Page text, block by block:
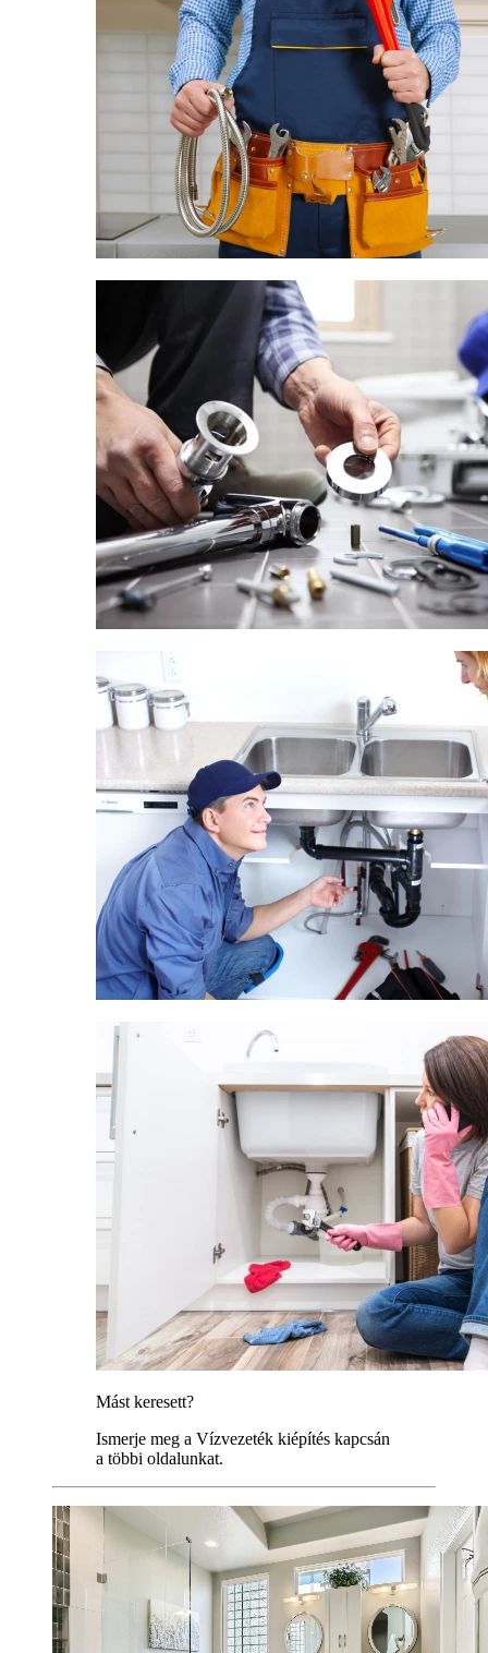
Mást keresett?
Ismerje meg a Vízvezeték kiépítés kapcsán
a többi oldalunkat.